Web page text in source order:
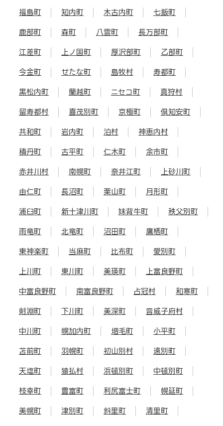
福島町 知内町 木古内町 七飯町
鹿部町 森町 八雲町 長万部町
江差町 上ノ国町 厚沢部町 乙部町
今金町 せたな町 島牧村 寿都町
黒松内町 蘭越町 ニセコ町 真狩村
留寿都村 喜茂別町 京極町 倶知安町
共和町 岩内町 泊村 神恵内村
積丹町 古平町 仁木町 余市町
赤井川村 南幌町 奈井江町 上砂川町
由仁町 長沼町 栗山町 月形町
浦臼町 新十津川町 妹背牛町 秩父別町
雨竜町 北竜町 沼田町 鷹栖町
東神楽町 当麻町 比布町 愛別町
上川町 東川町 美瑛町 上富良野町
中富良野町 南富良野町 占冠村 和寒町
剣淵町 下川町 美深町 音威子府村
中川町 幌加内町 増毛町 小平町
苫前町 羽幌町 初山別村 遠別町
天塩町 猿払村 浜頓別町 中頓別町
枝幸町 豊富町 利尻富士町 幌延町
美幌町 津別町 斜里町 清里町